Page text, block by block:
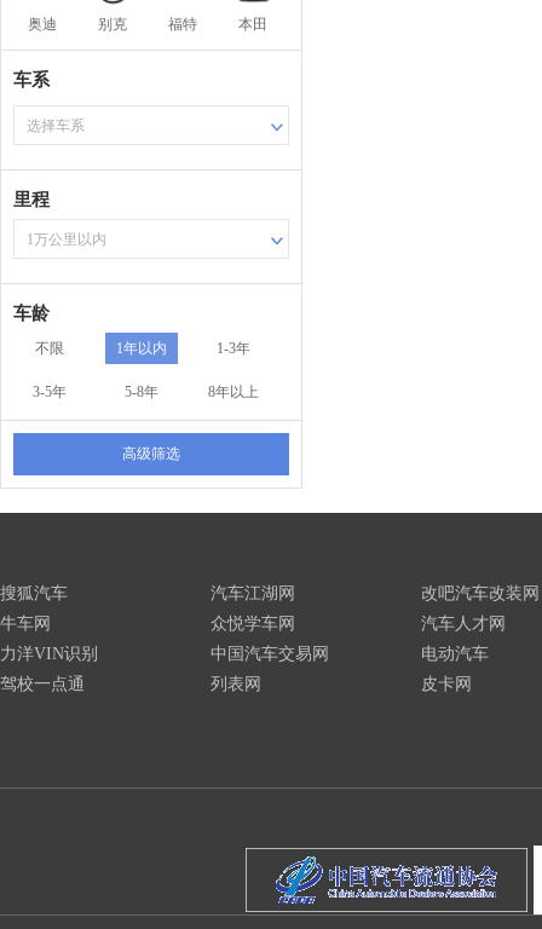
奥迪 别克 福特 本田
车系
选择车系
里程
1万公里以内
车龄
不限 1年以内 1-3年
3-5年 5-8年 8年以上
高级筛选
搜狐汽车
牛车网
力洋VIN识别
驾校一点通
汽车江湖网
众悦学车网
中国汽车交易网
列表网
改吧汽车改装网
汽车人才网
电动汽车
皮卡网